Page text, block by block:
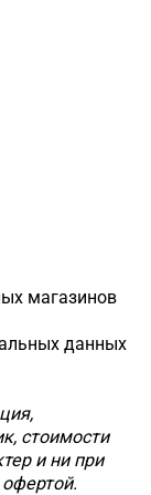
магазинов
данных
стоимости
и ни при